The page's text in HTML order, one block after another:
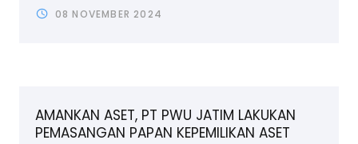
08 NOVEMBER 2024
AMANKAN ASET, PT PWU JATIM LAKUKAN
PEMASANGAN PAPAN KEPEMILIKAN ASET